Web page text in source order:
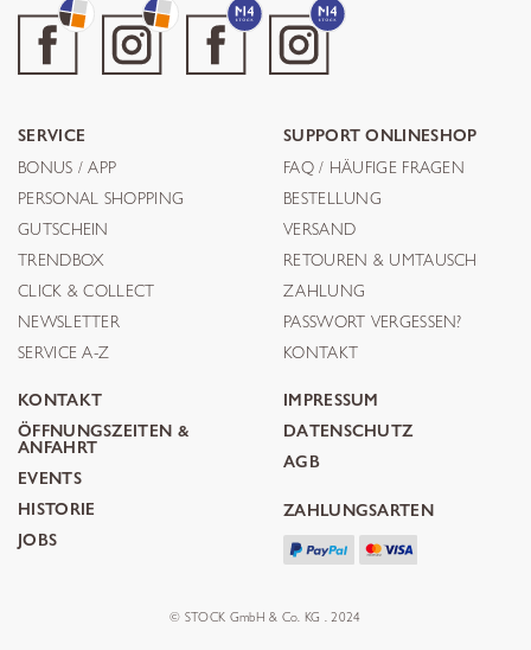
SERVICE
BONUS / APP
PERSONAL SHOPPING
GUTSCHEIN
TRENDBOX
CLICK & COLLECT
NEWSLETTER
SERVICE A-Z
SUPPORT ONLINESHOP
FAQ / HÄUFIGE FRAGEN
BESTELLUNG
VERSAND
RETOUREN & UMTAUSCH
ZAHLUNG
PASSWORT VERGESSEN?
KONTAKT
KONTAKT
ÖFFNUNGSZEITEN &
ANFAHRT
EVENTS
HISTORIE
JOBS
IMPRESSUM
DATENSCHUTZ
AGB
ZAHLUNGSARTEN
© STOCK GmbH & Co. KG . 2024